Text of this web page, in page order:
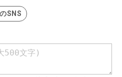
SNS